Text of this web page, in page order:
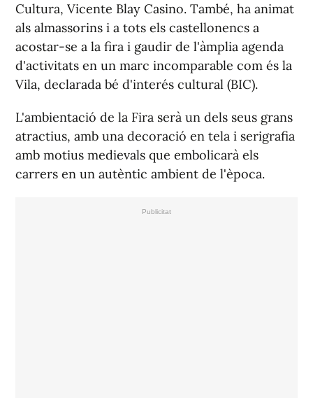
Cultura, Vicente Blay Casino. També, ha animat
als almassorins i a tots els castellonencs a
acostar-se a la fira i gaudir de l'àmplia agenda
d'activitats en un marc incomparable com és la
Vila, declarada bé d'interés cultural (BIC).
L'ambientació de la Fira serà un dels seus grans
atractius, amb una decoració en tela i serigrafia
amb motius medievals que embolicarà els
carrers en un autèntic ambient de l'època.